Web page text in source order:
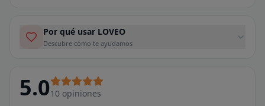
Por qué usar LOVEO
Descubre cómo te ayudamos
5.010 opiniones